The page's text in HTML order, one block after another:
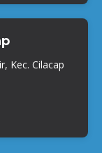
Kec. Cilacap